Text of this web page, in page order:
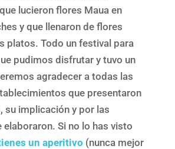
lucieron flores Maua en
y que llenaron de flores
platos. Todo un festival para
pudimos disfrutar y tuvo un
agradecer a todas las
que presentaron
su implicación y por las
elaboraron. Si no lo has visto
un aperitivo (nunca mejor